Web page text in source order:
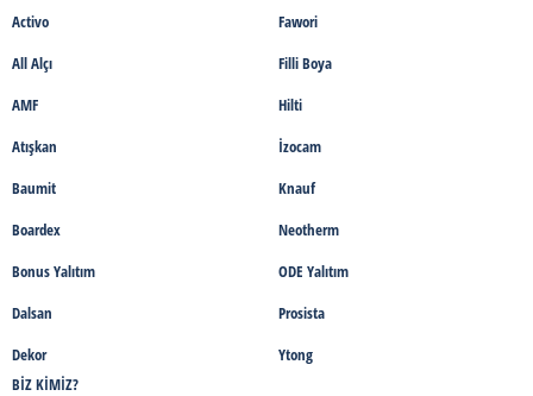
Activo
All Alçı
AMF
Atışkan
Baumit
Boardex
Bonus Yalıtım
Dalsan
Dekor
Fawori
Filli Boya
Hilti
İzocam
Knauf
Neotherm
ODE Yalıtım
Prosista
Ytong
BIZ KIMIZ?